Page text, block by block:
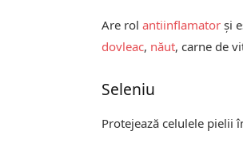
Are rolantiinflamator și
dovleac, năut, carne de
Seleniu
Protejează celulele pielii